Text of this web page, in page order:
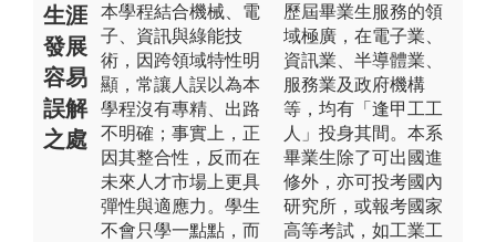
生涯
發展
容易
誤解
之處
本學程結合機械、電
子、資訊與綠能技
術，因跨領域特性明
顯，常讓人誤以為本
學程沒有專精、出路
不明確；事實上，正
因其整合性，反而在
未來人才市場上更具
彈性與適應力。學生
不會只學一點點，而
歷屆畢業生服務的領
域極廣，在電子業、
資訊業、半導體業、
服務業及政府機構
等，均有「逢甲工工
人」投身其間。本系
畢業生除了可出國進
修外，亦可投考國內
研究所，或報考國家
高等考試，如工業工